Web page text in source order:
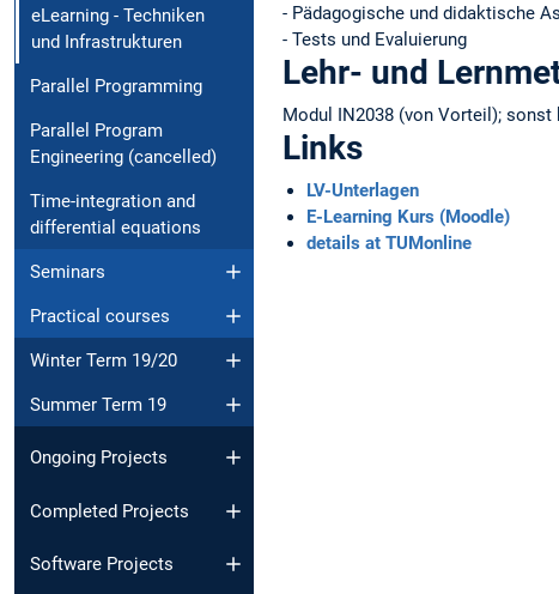
eLearning - Techniken
und Infrastrukturen
Parallel Programming
Parallel Program
Engineering (cancelled)
Time-integration and
differential equations
Seminars
Practical courses
Winter Term 19/20
Summer Term 19
Ongoing Projects
Completed Projects
Software Projects
- Pädagogische und didaktische
- Tests und Evaluierung
Lehr- und
Modul IN2038 (von Vorteil); sonst
Links
LV-Unterlagen
E-Learning Kurs (Moodle)
details at TUMonline